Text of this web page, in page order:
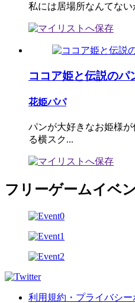
私には居場所なんてな
ココア姫と伝説のパ
花姫パパ
パンが大好きなお姫様
る横スク...
フリーゲームイベ
利用規約・プライバシー